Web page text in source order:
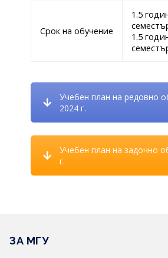
Срок на обучение
1.5
1.5
Учебен план на редовно
2024 г.
Учебен план на задочно
г.
ЗА МГУ